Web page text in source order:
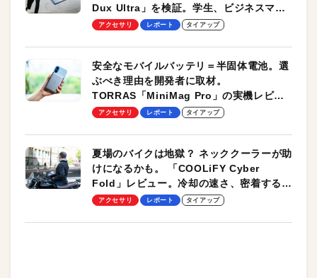
Dux Ultra」を検証。学生、ビジネスマン
のモバイルユースに最適！
アクセサリ レポート タイアップ
安全なモバイルバッテリ＝半固体電池。選
ぶべき理由を開発者に取材。
TORRAS「MiniMag Pro」の実機レビュ
ーも
アクセサリ レポート タイアップ
夏場のバイクは地獄？ ネッククーラーが助
けになるかも。 「COOLiFY Cyber
Fold」レビュー。冷却の速さ、密着する冷
却プレート、シンプルな操作性がグッド！
アクセサリ レポート タイアップ